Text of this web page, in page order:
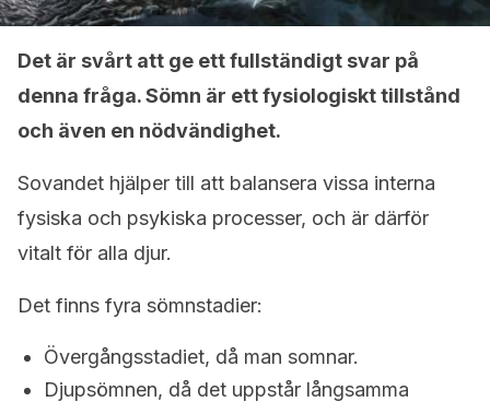
Det är svårt att ge ett fullständigt svar på
denna fråga. Sömn är ett fysiologiskt tillstånd
och även en nödvändighet.
Sovandet hjälper till att balansera vissa interna
fysiska och psykiska processer, och är därför
vitalt för alla djur.
Det finns fyra sömnstadier:
Övergångsstadiet, då man somnar.
Djupsömnen, då det uppstår långsamma